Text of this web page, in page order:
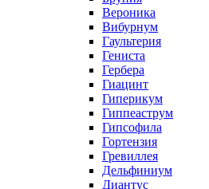
Вероника
Вибурнум
Гаультерия
Гениста
Гербера
Гиацинт
Гиперикум
Гиппеаструм
Гипсофила
Гортензия
Гревиллея
Дельфиниум
Диантус